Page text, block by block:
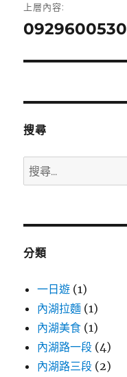
章
上層內容:
0929600530
搜尋
搜
尋
鍵
分類
一日遊 (1)
內湖拉麵 (1)
內湖美食 (1)
內湖路一段 (4)
內湖路三段 (2)